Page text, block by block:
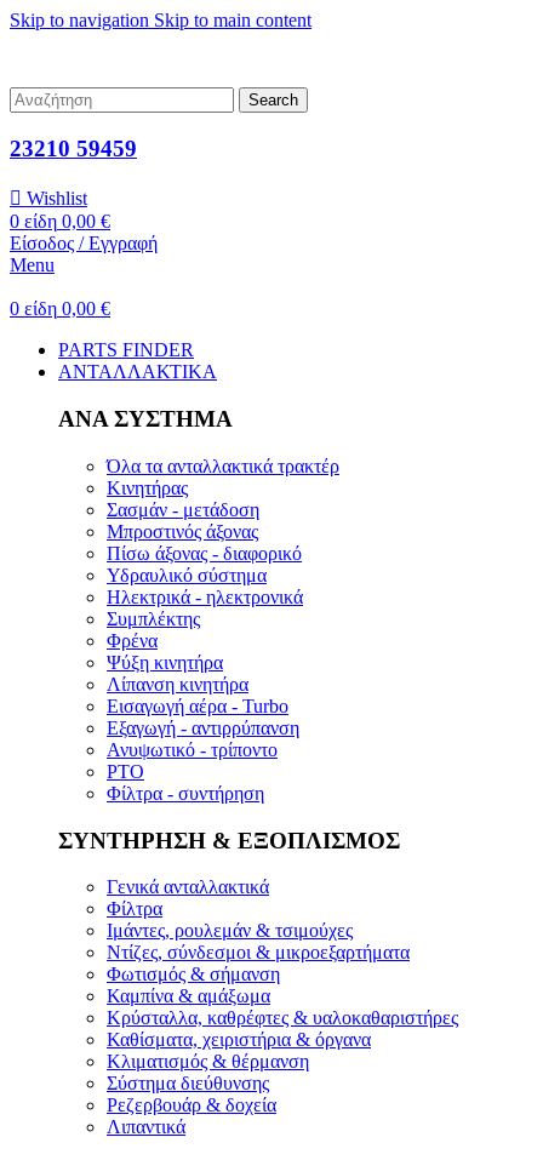
Skip to navigation Skip to main content
Search
23210 59459
Wishlist
0 είδη 0,00 €
Είσοδος / Εγγραφή
Menu
0 είδη 0,00 €
PARTS FINDER
ΑΝΤΑΛΛΑΚΤΙΚΑ
ΑΝΑ ΣΥΣΤΗΜΑ
Όλα τα ανταλλακτικά τρακτέρ
Κινητήρας
Σασμάν - μετάδοση
Μπροστινός άξονας
Πίσω άξονας - διαφορικό
Υδραυλικό σύστημα
Ηλεκτρικά - ηλεκτρονικά
Συμπλέκτης
Φρένα
Ψύξη κινητήρα
Λίπανση κινητήρα
Εισαγωγή αέρα - Turbo
Εξαγωγή - αντιρρύπανση
Ανυψωτικό - τρίποντο
PTO
Φίλτρα - συντήρηση
ΣΥΝΤΗΡΗΣΗ & ΕΞΟΠΛΙΣΜΟΣ
Γενικά ανταλλακτικά
Φίλτρα
Ιμάντες, ρουλεμάν & τσιμούχες
Ντίζες, σύνδεσμοι & μικροεξαρτήματα
Φωτισμός & σήμανση
Καμπίνα & αμάξωμα
Κρύσταλλα, καθρέφτες & υαλοκαθαριστήρες
Καθίσματα, χειριστήρια & όργανα
Κλιματισμός & θέρμανση
Σύστημα διεύθυνσης
Ρεζερβουάρ & δοχεία
Λιπαντικά